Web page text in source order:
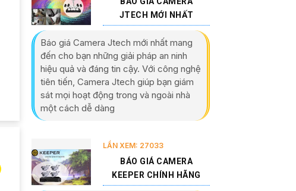
JTECH MỚI NHẤT
Báo giá Camera Jtech mới nhất mang
đến cho bạn những giải pháp an ninh
hiệu quả và đáng tin cậy. Với công nghệ
tiên tiến, Camera Jtech giúp bạn giám
sát mọi hoạt động trong và ngoài nhà
một cách dễ dàng
LẦN XEM: 27033
BÁO GIÁ CAMERA
KEEPER CHÍNH HÃNG